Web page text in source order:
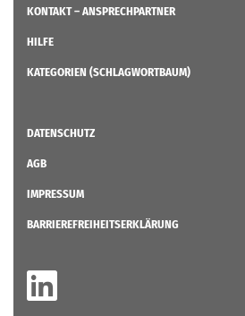
KONTAKT – ANSPRECHPARTNER
HILFE
KATEGORIEN (SCHLAGWORTBAUM)
DATENSCHUTZ
AGB
IMPRESSUM
BARRIEREFREIHEITSERKLÄRUNG